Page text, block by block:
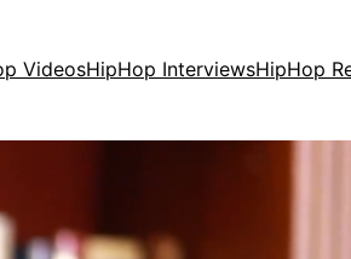
VideosHipHop InterviewsHipHop